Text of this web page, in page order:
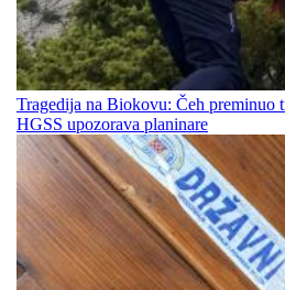
Tragedija na Biokovu: Čeh preminuo
HGSS upozorava planinare